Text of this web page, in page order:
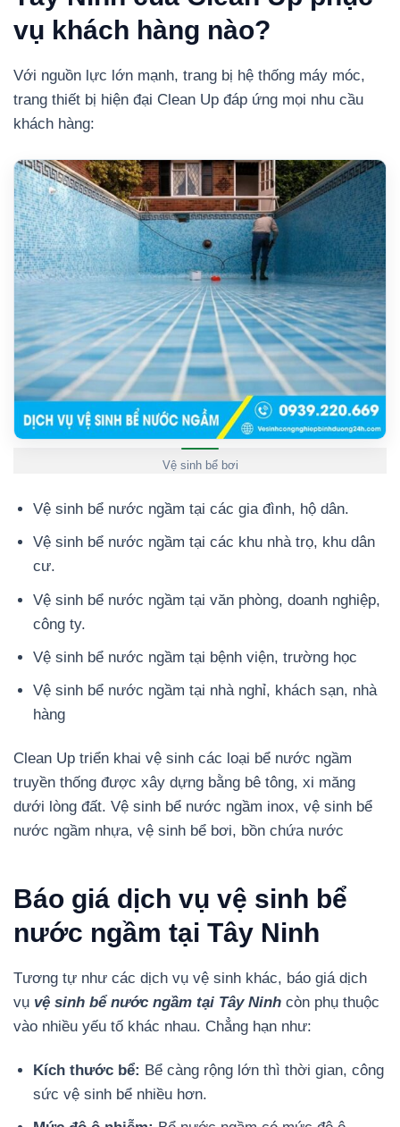
vụ khách hàng nào?
Với nguồn lực lớn mạnh, trang bị hệ thống máy móc,
trang thiết bị hiện đại Clean Up đáp ứng mọi nhu cầu
khách hàng:
Vệ sinh bể bơi
Vệ sinh bể nước ngầm tại các gia đình, hộ dân.
Vệ sinh bể nước ngầm tại các khu nhà trọ, khu dân
cư.
Vệ sinh bể nước ngầm tại văn phòng, doanh nghiệp,
công ty.
Vệ sinh bể nước ngầm tại bệnh viện, trường học
Vệ sinh bể nước ngầm tại nhà nghỉ, khách sạn, nhà
hàng
Clean Up triển khai vệ sinh các loại bể nước ngầm
truyền thống được xây dựng bằng bê tông, xi măng
dưới lòng đất. Vệ sinh bể nước ngầm inox, vệ sinh bể
nước ngầm nhựa, vệ sinh bể bơi, bồn chứa nước
Báo giá dịch vụ vệ sinh bể
nước ngầm tại Tây Ninh
Tương tự như các dịch vụ vệ sinh khác, báo giá dịch
vụ vệ sinh bể nước ngầm tại Tây Ninh còn phụ thuộc
vào nhiều yếu tố khác nhau. Chẳng hạn như:
Kích thước bể: Bể càng rộng lớn thì thời gian, công
sức vệ sinh bể nhiều hơn.